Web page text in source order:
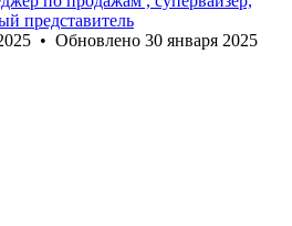
представитель
• Обновлено 30 января 2025